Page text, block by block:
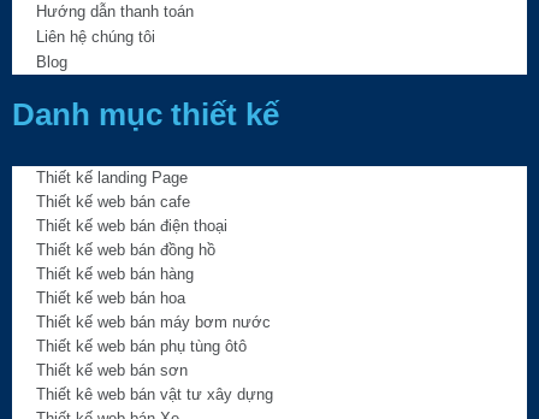
Hướng dẫn thanh toán
Liên hệ chúng tôi
Blog
Danh mục thiết kế
Thiết kế landing Page
Thiết kế web bán cafe
Thiết kế web bán điện thoại
Thiết kế web bán đồng hồ
Thiết kế web bán hàng
Thiết kế web bán hoa
Thiết kế web bán máy bơm nước
Thiết kế web bán phụ tùng ôtô
Thiết kế web bán sơn
Thiết kê web bán vật tư xây dựng